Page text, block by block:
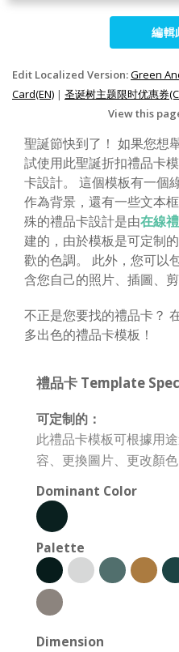
編輯
Edit Localized Version:Green
Card(EN) | 圣诞树主题限时优惠券
View this
聖誕節快到了！ 如果您想
試使用此聖誕折扣禮品卡
卡設計。 這個模板有一個
作為背景，還有一些文本
殊的禮品卡設計是由在線
建的，由於模板是可定制
歡的色調。 此外，您可以
含您自己的照片、插圖、剪
不正是您要找的禮品卡？
多出色的禮品卡模板！
禮品卡 Template
可定制的：
此禮品卡模板可根據用
容、更換圖片、更改顏
Dominant Color
Palette
Dimension